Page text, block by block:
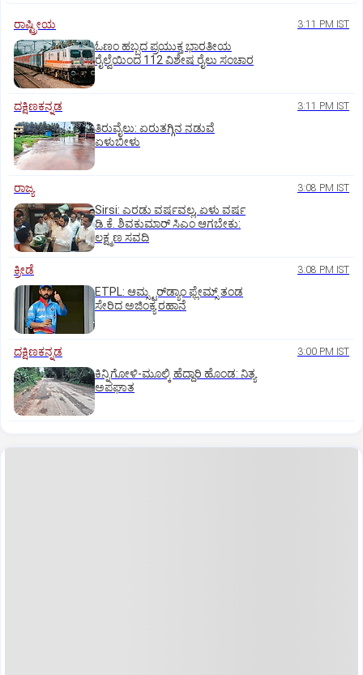
ರಾಷ್ಟ್ರೀಯ 3:11 PM IST
ಓಣಂ ಹಬ್ಬದ ಪ್ರಯುಕ್ತ ಭಾರತೀಯ
ರೈಲ್ವೆಯಿಂದ 112 ವಿಶೇಷ ರೈಲು ಸಂಚಾರ
ದಕ್ಷಿಣಕನ್ನಡ 3:11 PM IST
ತಿರುವೈಲು: ಏರುತಗ್ಗಿನ ನಡುವೆ
ಏಳುಬೀಳು
ರಾಜ್ಯ 3:08 PM IST
Sirsi: ಎರಡು ವರ್ಷವಲ್ಲ, ಏಳು ವರ್ಷ
ಡಿ.ಕೆ. ಶಿವಕುಮಾರ್ ಸಿಎಂ ಆಗಬೇಕು:
ಲಕ್ಷ್ಮಣ ಸವದಿ
ಕ್ರೀಡೆ 3:08 PM IST
ETPL: ಆಮ್ಸ್ಟರ್‌ಡ್ಯಾಂ ಫ್ಲೇಮ್ಸ್‌ ತಂಡ
ಸೇರಿದ ಅಜಿಂಕ್ಯ ರಹಾನೆ
ದಕ್ಷಿಣಕನ್ನಡ 3:00 PM IST
ಕಿನ್ನಿಗೋಳಿ-ಮೂಲ್ಕಿ ಹೆದ್ದಾರಿ ಹೊಂಡ: ನಿತ್ಯ
ಅಪಘಾತ